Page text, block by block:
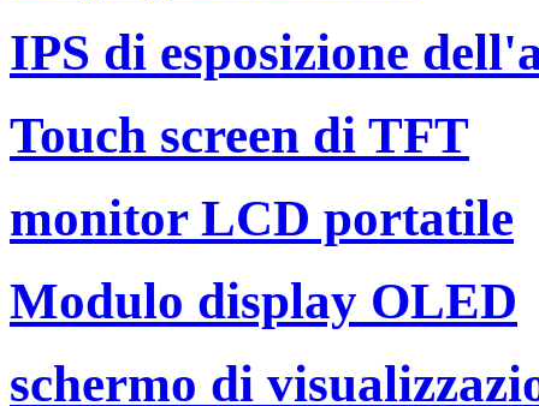
IPS di esposizione
Touch screen di TFT
monitor LCD portatile
Modulo display OLED
schermo di